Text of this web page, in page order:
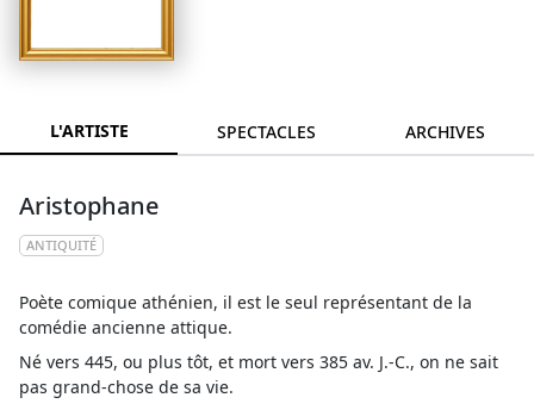
L'ARTISTE SPECTACLES ARCHIVES
Aristophane
ANTIQUITÉ
Poète comique athénien, il est le seul représentant de la
comédie ancienne attique.
Né vers 445, ou plus tôt, et mort vers 385 av. J.-C., on ne sait
pas grand-chose de sa vie.